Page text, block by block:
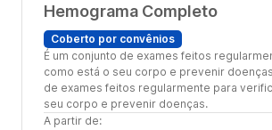
Hemograma Completo
Coberto por convênios
É um conjunto de exames feitos
como está o seu corpo e prevenir
de exames feitos regularmente para
seu corpo e prevenir doenças.
A partir de: